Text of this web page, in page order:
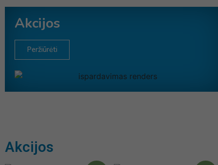
Akcijos
Peržiūrėti
Akcijos